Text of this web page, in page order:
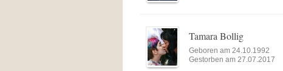
Tamara Bollig
Geboren am 24.10.1992
Gestorben am 27.07.2017